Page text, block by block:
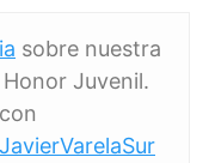
sobre nuestra
Juvenil.